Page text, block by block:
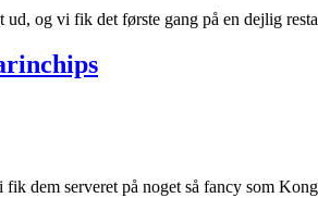
ud, og vi fik det første gang på en dejlig
dem serveret på noget så fancy som